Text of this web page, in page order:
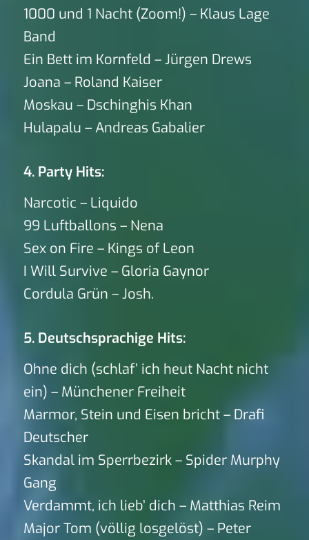
1000 und 1 Nacht (Zoom!) – Klaus Lage
Band
Ein Bett im Kornfeld – Jürgen Drews
Joana – Roland Kaiser
Moskau – Dschinghis Khan
Hulapalu – Andreas Gabalier
4. Party Hits:
Narcotic – Liquido
99 Luftballons – Nena
Sex on Fire – Kings of Leon
I Will Survive – Gloria Gaynor
Cordula Grün – Josh.
5. Deutschsprachige Hits:
Ohne dich (schlaf’ ich heut Nacht nicht
ein) – Münchener Freiheit
Marmor, Stein und Eisen bricht – Drafi
Deutscher
Skandal im Sperrbezirk – Spider Murphy
Gang
Verdammt, ich lieb’ dich – Matthias Reim
Major Tom (völlig losgelöst) – Peter